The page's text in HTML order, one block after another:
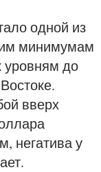
одной из
минимумам
уровням до
вверх
негатива у